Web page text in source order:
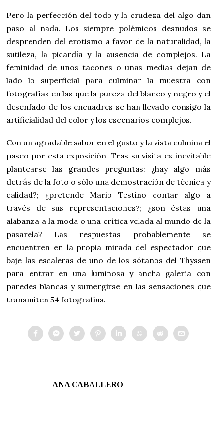
Pero la perfección del todo y la crudeza del algo dan
paso al nada. Los siempre polémicos desnudos se
desprenden del erotismo a favor de la naturalidad, la
sutileza, la picardía y la ausencia de complejos. La
feminidad de unos tacones o unas medias dejan de
lado lo superficial para culminar la muestra con
fotografías en las que la pureza del blanco y negro y el
desenfado de los encuadres se han llevado consigo la
artificialidad del color y los escenarios complejos.
Con un agradable sabor en el gusto y la vista culmina el
paseo por esta exposición. Tras su visita es inevitable
plantearse las grandes preguntas: ¿hay algo más
detrás de la foto o sólo una demostración de técnica y
calidad?; ¿pretende Mario Testino contar algo a
través de sus representaciones?; ¿son éstas una
alabanza a la moda o una crítica velada al mundo de la
pasarela? Las respuestas probablemente se
encuentren en la propia mirada del espectador que
baje las escaleras de uno de los sótanos del Thyssen
para entrar en una luminosa y ancha galería con
paredes blancas y sumergirse en las sensaciones que
transmiten 54 fotografías.
ANA CABALLERO